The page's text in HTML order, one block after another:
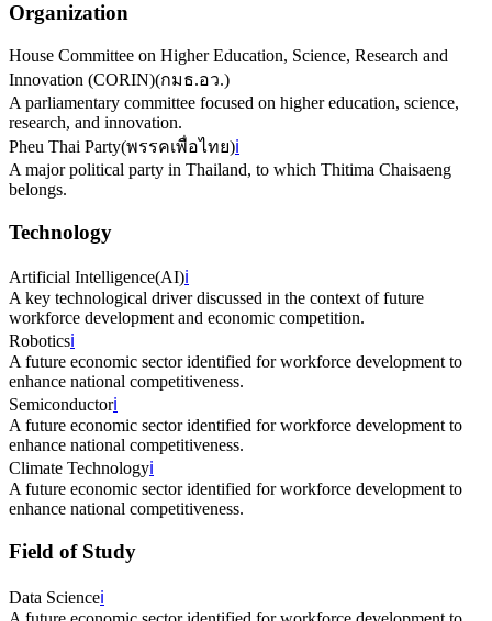
Organization
House Committee on Higher Education, Science, Research and
Innovation (CORIN)(กมธ.อว.)
A parliamentary committee focused on higher education, science,
research, and innovation.
Pheu Thai Party(พรรคเพื่อไทย)ℹ️
A major political party in Thailand, to which Thitima Chaisaeng
belongs.
Technology
Artificial Intelligence(AI)ℹ️
A key technological driver discussed in the context of future
workforce development and economic competition.
Roboticsℹ️
A future economic sector identified for workforce development to
enhance national competitiveness.
Semiconductorℹ️
A future economic sector identified for workforce development to
enhance national competitiveness.
Climate Technologyℹ️
A future economic sector identified for workforce development to
enhance national competitiveness.
Field of Study
Data Scienceℹ️